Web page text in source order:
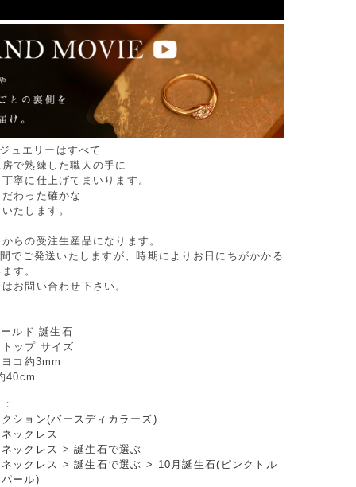
ュエリーはすべて
で熟練した職人の手に
寧に仕上げてまいります。
わった確かな
たします。
らの受注生産品になります。
でご発送いたしますが、時期によりお日にちがかかる
す。
お問い合わせ下さい。
ルド 誕生石
ップ サイズ
コ約3mm
40cm
ション(バースディカラーズ)
ックレス
ックレス >誕生石で選ぶ
ックレス >誕生石で選ぶ > 10月誕生石(ピンクトル
ール)